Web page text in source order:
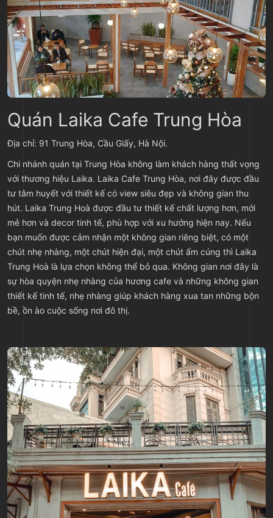
Quán Laika Cafe Trung Hòa
Địa chỉ: 91 Trung Hòa, Cầu Giấy, Hà Nội.
Chi nhánh quán tại Trung Hòa không làm khách hàng thất vọng
với thương hiệu Laika. Laika Cafe Trung Hòa, nơi đây được đầu
tư tâm huyết với thiết kế có view siêu đẹp và không gian thu
hút. Laika Trung Hoà được đầu tư thiết kế chất lượng hơn, mới
mẻ hơn và decor tinh tế, phù hợp với xu hướng hiện nay. Nếu
bạn muốn được cảm nhận một không gian riêng biệt, có một
chút nhẹ nhàng, một chút hiện đại, một chút ấm cúng thì Laika
Trung Hoà là lựa chọn không thể bỏ qua. Không gian nơi đây là
sự hòa quyện nhẹ nhàng của hương cafe và những không gian
thiết kế tinh tế, nhẹ nhàng giúp khách hàng xua tan những bộn
bề, ồn ào cuộc sống nơi đô thị.